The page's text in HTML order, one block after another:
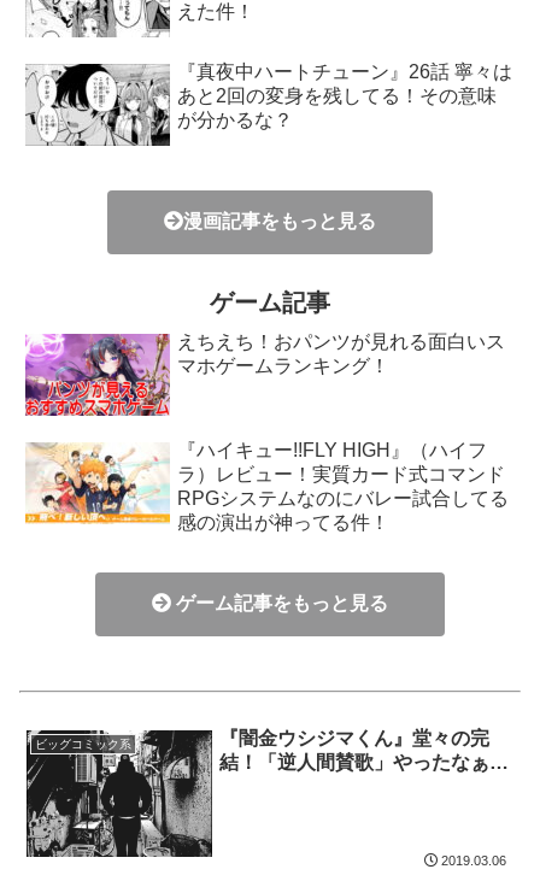
えた件！
『真夜中ハートチューン』26話 寧々は
あと2回の変身を残してる！その意味
が分かるな？
漫画記事をもっと見る
ゲーム記事
えちえち！おパンツが見れる面白いス
マホゲームランキング！
『ハイキュー!!FLY HIGH』（ハイフ
ラ）レビュー！実質カード式コマンド
RPGシステムなのにバレー試合してる
感の演出が神ってる件！
ゲーム記事をもっと見る
ビッグコミック系
『闇金ウシジマくん』堂々の完
結！「逆人間賛歌」やったなぁ…
2019.03.06